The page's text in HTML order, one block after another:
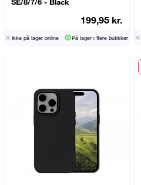
199,95 kr.
Ikke på lager online På lager i flere butikker